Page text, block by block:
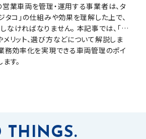
営業車両を管理・運用する事業者は、タ
タコ」の仕組みや効果を理解した上で、
なりません。 本記事では、「デ
リット、選び方などについて解説しま
業務効率化を実現できる車両管理のポイ
す。
THINGS.